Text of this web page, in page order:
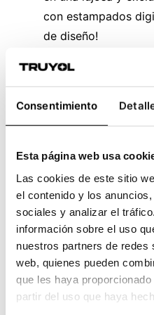
Consentimiento
Esta página web usa
Las cookies de este sitio
el contenido y los
sociales y analizar el
información sobre el uso
nuestros partners de redes
web, quienes pueden
que les haya
partir del uso que haya
con estampados
de diseño!
Ojo al consejo del
loco como dicen.
Capítulo 6. La